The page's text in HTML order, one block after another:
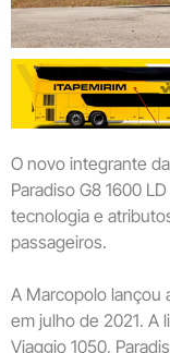
O novo integrante
Paradiso G8 1600
tecnologia e
passageiros.
A Marcopolo lançou
em julho de 2021. A
Viaggio 1050,